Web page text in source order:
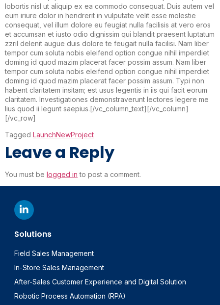
lobortis nisl ut aliquip ex ea commodo consequat. Duis autem vel
eum iriure dolor in hendrerit in vulputate velit esse molestie
consequat, vel illum dolore eu feugiat nulla facilisis at vero eros
et accumsan et iusto odio dignissim qui blandit praesent luptatum
zzril delenit augue duis dolore te feugait nulla facilisi. Nam liber
tempor cum soluta nobis eleifend option congue nihil imperdiet
doming id quod mazim placerat facer possim assum. Nam liber
tempor cum soluta nobis eleifend option congue nihil imperdiet
doming id quod mazim placerat facer possim assum. Typi non
habent claritatem insitam; est usus legentis in iis qui facit eorum
claritatem. Investigationes demonstraverunt lectores legere me
lius quod ii legunt saepius.[/vc_column_text][/vc_column]
[/vc_row]
Tagged LaunchNewProject
Leave a Reply
You must be logged in to post a comment.
Solutions
Field Sales Management
In-Store Sales Management
After-Sales Customer Experience and Digital Solution
Robotic Process Automation (RPA)